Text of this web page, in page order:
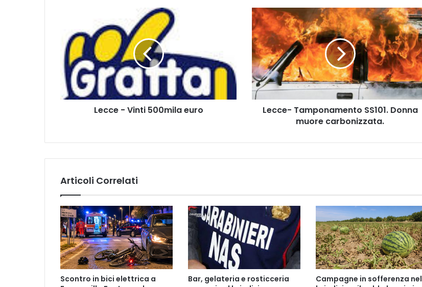
e
V
n
0
l
a
e
u
r
o
Lecce - Vinti 500mila euro
L
e
c
c
e
-
T
m
a
o
S
1
0
D
o
Lecce- Tamponamento SS101. Donna
muore carbonizzata.
Articoli Correlati
Scontro in bici elettrica a
Bar, gelateria e rosticceria
Campagne in sofferenza nel